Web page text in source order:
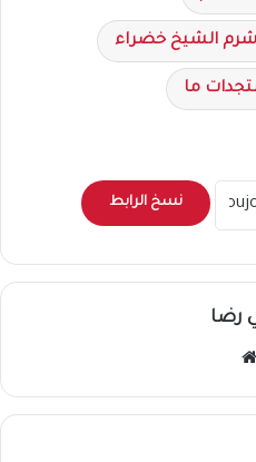
شرم الشيخ خضراء
ما
نسخ الرابط
رضا